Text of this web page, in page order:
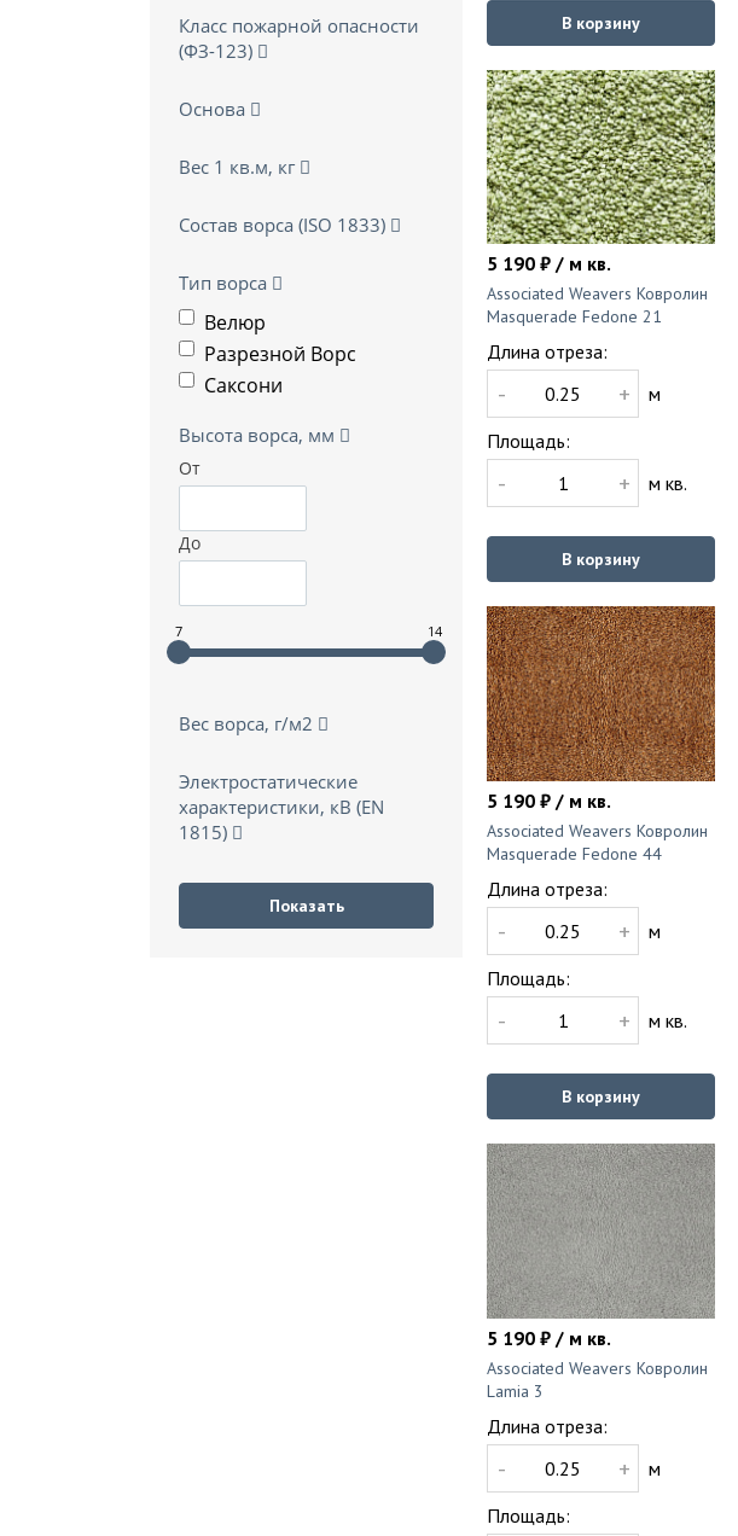
Класс пожарной опасности
(ФЗ-123)
Основа
Вес 1 кв.м, кг
Состав ворса (ISO 1833)
Тип ворса
Велюр
Разрезной Ворс
Саксони
Высота ворса, мм
От
До
7 14
Вес ворса, г/м2
Электростатические
характеристики, кВ (EN
1815)
В корзину
5 190 ₽ / м кв.
Associated Weavers Ковролин
Masquerade Fedone 21
Длина отреза:
- +
м
Площадь:
- + м кв.
В корзину
5 190 ₽ / м кв.
Associated Weavers Ковролин
Masquerade Fedone 44
Длина отреза:
- +
м
Площадь:
- + м кв.
В корзину
5 190 ₽ / м кв.
Associated Weavers Ковролин
Lamia 3
Длина отреза:
- +
м
Площадь: